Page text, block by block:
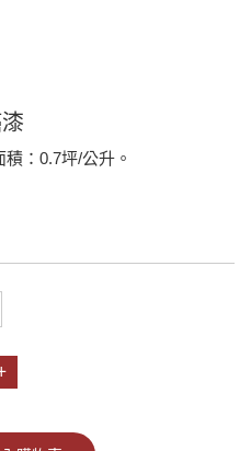
：0.7坪/公升。